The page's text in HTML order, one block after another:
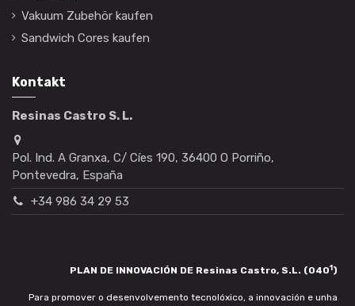
Vakuum Zubehör kaufen
Sandwich Cores kaufen
Kontakt
Resinas Castro S. L.
Pol. Ind. A Granxa, C/ Cíes 190, 36400 O Porriño,
Pontevedra, España
+34 986 34 29 53
PLAN DE INNOVACIÓN DE Resinas Castro, S.L. (0401)
Para promover o desenvolvemento tecnolóxico, a innovación e unha